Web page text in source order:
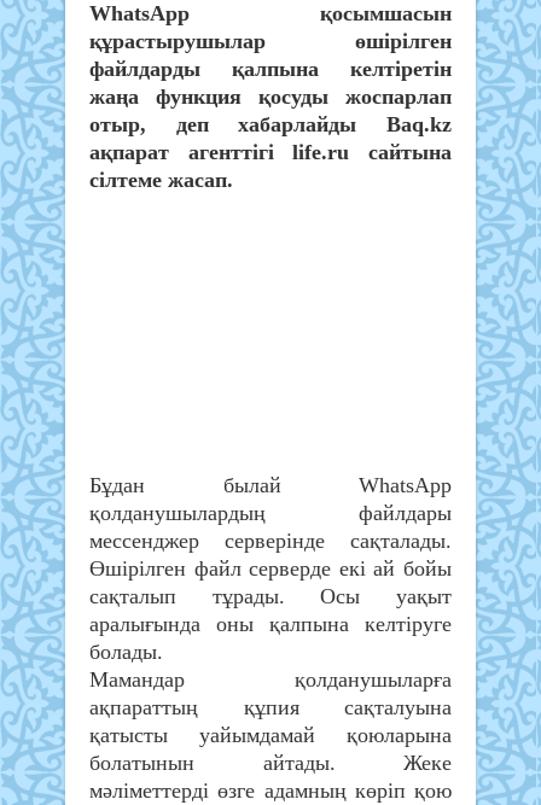
WhatsApp қосымшасын
құрастырушылар өшірілген
файлдарды қалпына келтіретін
жаңа функция қосуды жоспарлап
отыр, деп хабарлайды Baq.kz
ақпарат агенттігі life.ru сайтына
сілтеме жасап.
Бұдан былай WhatsApp
қолданушылардың файлдары
мессенджер серверінде сақталады.
Өшірілген файл серверде екі ай бойы
сақталып тұрады. Осы уақыт
аралығында оны қалпына келтіруге
болады.
Мамандар қолданушыларға
ақпараттың құпия сақталуына
қатысты уайымдамай қоюларына
болатынын айтады. Жеке
мәліметтерді өзге адамның көріп қою